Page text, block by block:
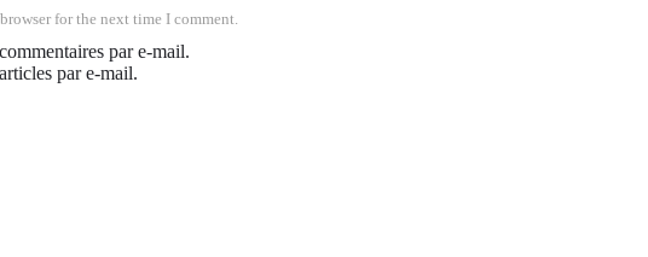
for the next time I comment.
par e-mail.
par e-mail.